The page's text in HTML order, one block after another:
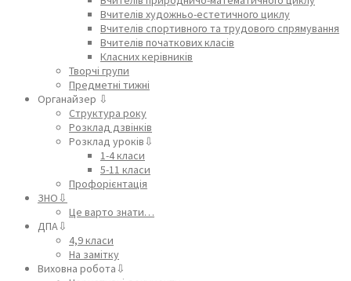
Вчителів художньо-естетичного циклу
Вчителів спортивного та трудового спрямування
Вчителів початкових класів
Класних керівників
Творчі групи
Предметні тижні
Органайзер ⇩
Структура року
Розклад дзвінків
Розклад уроків⇩
1-4 класи
5-11 класи
Профорієнтація
ЗНО⇩
Це варто знати…
ДПА⇩
4,9 класи
На замітку
Виховна робота⇩